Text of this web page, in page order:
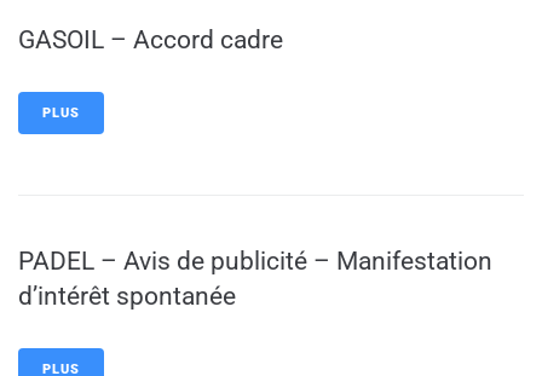
GASOIL – Accord cadre
PLUS
PADEL – Avis de publicité – Manifestation
d’intérêt spontanée
PLUS